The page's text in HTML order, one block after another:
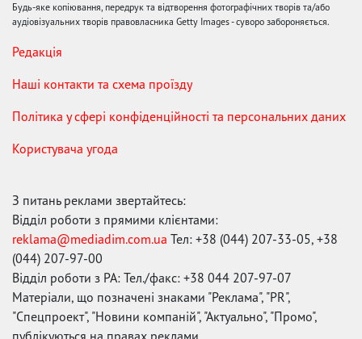
Будь-яке копіювання, передрук та відтворення фотографічних творів та/або
аудіовізуальних творів правовласника Getty Images - суворо забороняється.
Редакція
Наші контакти та схема проїзду
Політика у сфері конфіденційності та персональних даних
Користувача угода
З питань реклами звертайтесь:
Відділ роботи з прямими клієнтами:
reklama@mediadim.com.ua Тел: +38 (044) 207-33-05, +38
(044) 207-97-00
Відділ роботи з РА: Тел./факс: +38 044 207-97-07
Матеріали, що позначені знаками "Реклама", "PR",
"Спецпроект", "Новини компаній", "Актуально", "Промо",